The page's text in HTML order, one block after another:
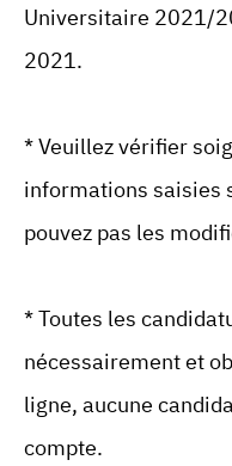
Universitaire 2021/
2021.
* Veuillez vérifier
informations saisies
pouvez pas les
* Toutes les
nécessairement et
ligne, aucune
compte.